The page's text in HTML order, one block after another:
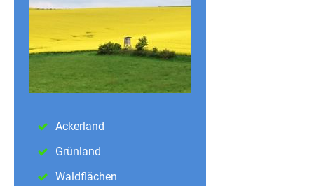
Ackerland
Grünland
Waldflächen